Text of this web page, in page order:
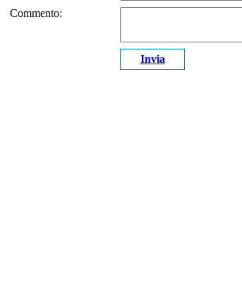
Commento:
Invia